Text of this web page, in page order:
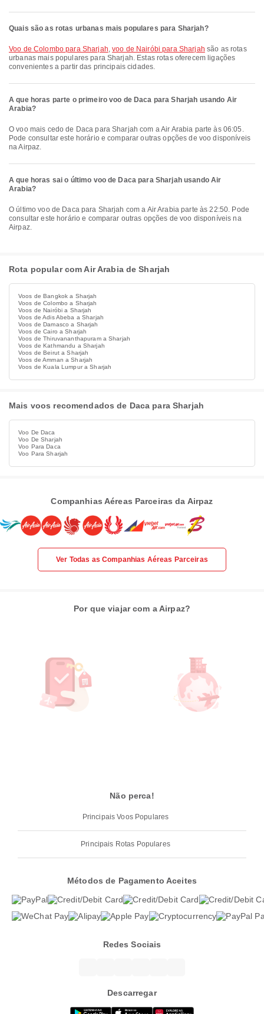
Quais são as rotas urbanas mais populares para Sharjah?
voo de Colombo para Sharjah,voo de Nairóbi para Sharjah são as rotas
urbanas mais populares para Sharjah. Estas rotas oferecem ligações
convenientes a partir das principais cidades.
A que horas parte o primeiro voo de Daca para Sharjah usando Air
Arabia?
O voo mais cedo de Daca para Sharjah com a Air Arabia parte às 06:05.
Pode consultar este horário e comparar outras opções de voo disponíveis
na Airpaz.
A que horas sai o último voo de Daca para Sharjah usando Air
Arabia?
O último voo de Daca para Sharjah com a Air Arabia parte às 22:50. Pode
consultar este horário e comparar outras opções de voo disponíveis na
Airpaz.
Rota popular com Air Arabia de Sharjah
Voos de Bangkok a Sharjah
Voos de Colombo a Sharjah
Voos de Nairóbi a Sharjah
Voos de Adis Abeba a Sharjah
Voos de Damasco a Sharjah
Voos de Cairo a Sharjah
Voos de Thiruvananthapuram a Sharjah
Voos de Kathmandu a Sharjah
Voos de Beirut a Sharjah
Voos de Amman a Sharjah
Voos de Kuala Lumpur a Sharjah
Mais voos recomendados de Daca para Sharjah
Voo De Daca
Voo De Sharjah
Voo Para Daca
Voo Para Sharjah
Companhias Aéreas Parceiras da Airpaz
Ver Todas as Companhias Aéreas Parceiras
Por que viajar com a Airpaz?
Não perca!
Principais Voos Populares
Principais Rotas Populares
Métodos de Pagamento Aceites
Redes Sociais
Descarregar